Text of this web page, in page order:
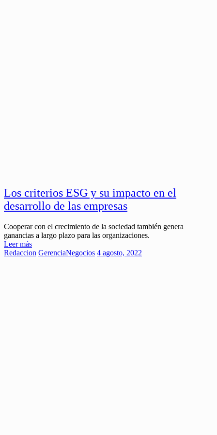
Los criterios ESG y su impacto en el
desarrollo de las empresas
Cooperar con el crecimiento de la sociedad también genera
ganancias a largo plazo para las organizaciones.
Leer más
Redaccion GerenciaNegocios 4 agosto, 2022